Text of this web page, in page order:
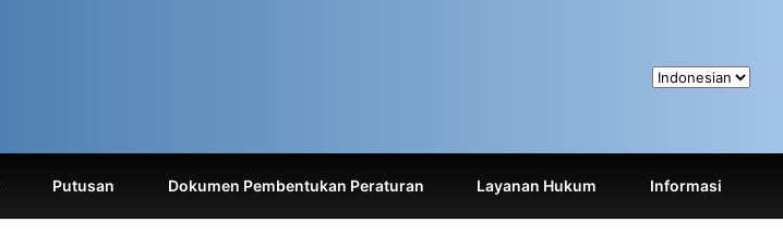
Putusan Dokumen Pembentukan Peraturan Layanan Hukum Informasi